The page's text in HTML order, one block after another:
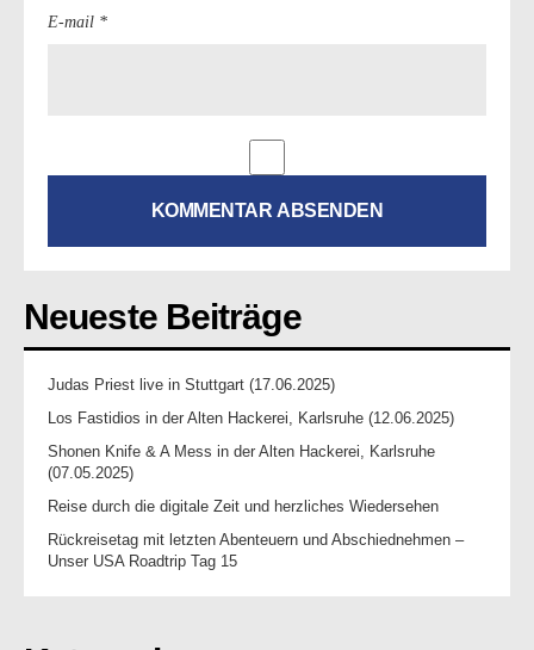
E-mail *
Neueste Beiträge
Judas Priest live in Stuttgart (17.06.2025)
Los Fastidios in der Alten Hackerei, Karlsruhe (12.06.2025)
Shonen Knife & A Mess in der Alten Hackerei, Karlsruhe
(07.05.2025)
Reise durch die digitale Zeit und herzliches Wiedersehen
Rückreisetag mit letzten Abenteuern und Abschiednehmen –
Unser USA Roadtrip Tag 15